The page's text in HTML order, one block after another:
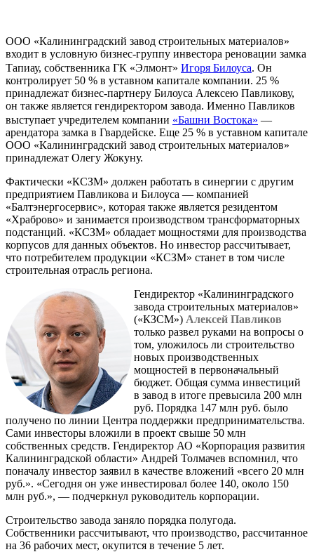
ООО «Калининградский завод строительных материалов»
входит в условную бизнес-группу инвестора реновации замка
Тапиау, собственника ГК «Элмонт» Игоря Билоуса. Он
контролирует 50 % в уставном капитале компании. 25 %
принадлежат бизнес-партнеру Билоуса Алексею Павликову,
он также является гендиректором завода. Именно Павликов
выступает учредителем компании «Башни Востока» —
арендатора замка в Гвардейске. Еще 25 % в уставном капитале
ООО «Калининградский завод строительных материалов»
принадлежат Олегу Жокуну.
Фактически «КСЗМ» должен работать в синергии с другим
предприятием Павликова и Билоуса — компанией
«Балтэнергосервис», которая также является резидентом
«Храброво» и занимается производством трансформаторных
подстанций. «КСЗМ» обладает мощностями для производства
корпусов для данных объектов. Но инвестор рассчитывает,
что потребителем продукции «КСЗМ» станет в том числе
строительная отрасль региона.
Гендиректор «Калининградского
завода строительных материалов»
(«КЗСМ») Алексей Павликов
только развел руками на вопросы о
том, уложилось ли строительство
новых производственных
мощностей в первоначальный
бюджет. Общая сумма инвестиций
в завод в итоге превысила 200 млн
руб. Порядка 147 млн руб. было
получено по линии Центра поддержки предпринимательства.
Сами инвесторы вложили в проект свыше 50 млн
собственных средств. Гендиректор АО «Корпорация развития
Калининградской области» Андрей Толмачев вспомнил, что
поначалу инвестор заявил в качестве вложений «всего 20 млн
руб.». «Сегодня он уже инвестировал более 140, около 150
млн руб.», — подчеркнул руководитель корпорации.
Строительство завода заняло порядка полугода.
Собственники рассчитывают, что производство, рассчитанное
на 36 рабочих мест, окупится в течение 5 лет.